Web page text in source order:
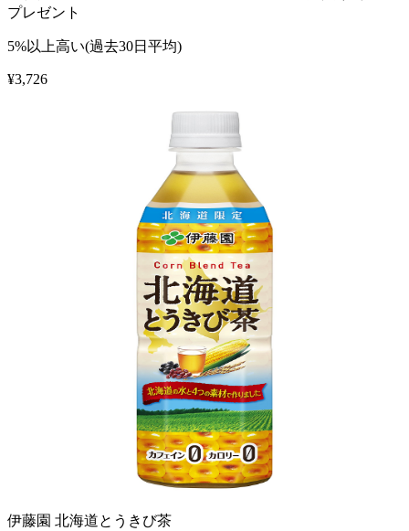
プレゼント
5%以上高い(過去30日平均)
¥3,726
伊藤園 北海道とうきび茶